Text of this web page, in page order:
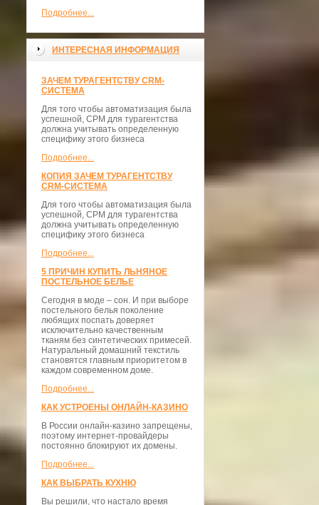
Подробнее...
ИНТЕРЕСНАЯ ИНФОРМАЦИЯ
ЗАЧЕМ ТУРАГЕНТСТВУ CRM-
СИСТЕМА
Для того чтобы автоматизация была
успешной, СРМ для турагентства
должна учитывать определенную
специфику этого бизнеса
Подробнее...
КОПИЯ ЗАЧЕМ ТУРАГЕНТСТВУ
CRM-СИСТЕМА
Для того чтобы автоматизация была
успешной, СРМ для турагентства
должна учитывать определенную
специфику этого бизнеса
Подробнее...
5 ПРИЧИН КУПИТЬ ЛЬНЯНОЕ
ПОСТЕЛЬНОЕ БЕЛЬЕ
Сегодня в моде – сон. И при выборе
постельного белья поколение
любящих поспать доверяет
исключительно качественным
тканям без синтетических примесей.
Натуральный домашний текстиль
становятся главным приоритетом в
каждом современном доме.
Подробнее...
КАК УСТРОЕНЫ ОНЛАЙН-КАЗИНО
В России онлайн-казино запрещены,
поэтому интернет-провайдеры
постоянно блокируют их домены.
Подробнее...
КАК ВЫБРАТЬ КУХНЮ
Вы решили, что настало время